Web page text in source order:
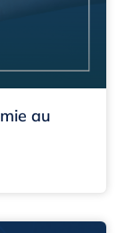
au